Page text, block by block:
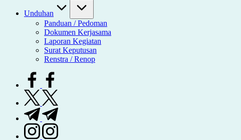
Unduhan
Panduan / Pedoman
Dokumen Kerjasama
Laporan Kegiatan
Surat Keputusan
Renstra / Renop
facebook.com
twitter.com
t.me
instagram.com